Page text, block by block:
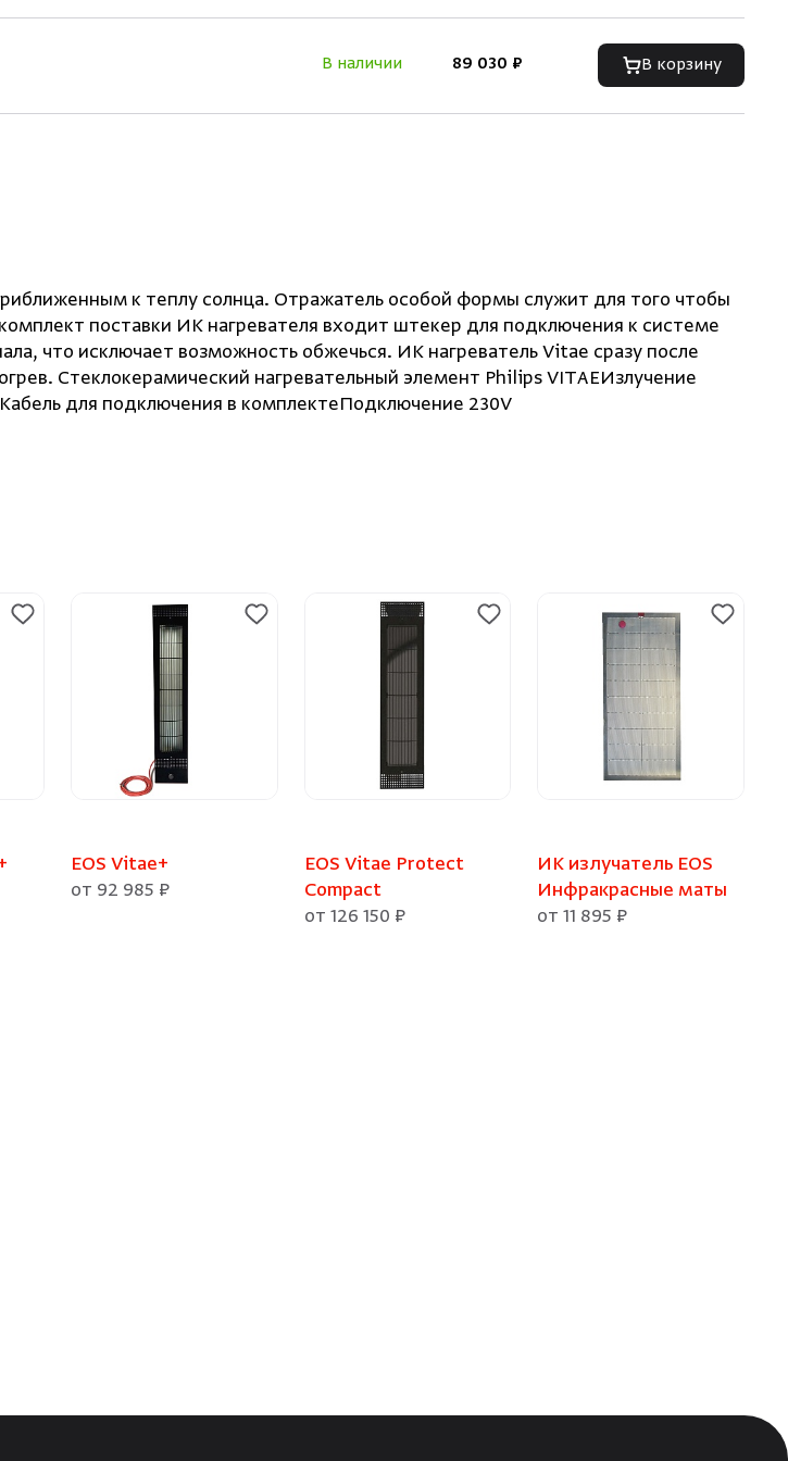
В наличии 89 030 ₽ В корзину
к теплу солнца. Отражатель особой формы служит для того чтобы
поставки ИК нагревателя входит штекер для подключения к системе
что исключает возможность обжечься. ИК нагреватель Vitae сразу после
Стеклокерамический нагревательный элемент Philips VITAEИзлучение
для подключения в комплектеПодключение 230V
EOS Vitae+
от 92 985 ₽
EOS Vitae Protect
Compact
от 126 150 ₽
ИК излучатель EOS
Инфракрасные маты
от 11 895 ₽